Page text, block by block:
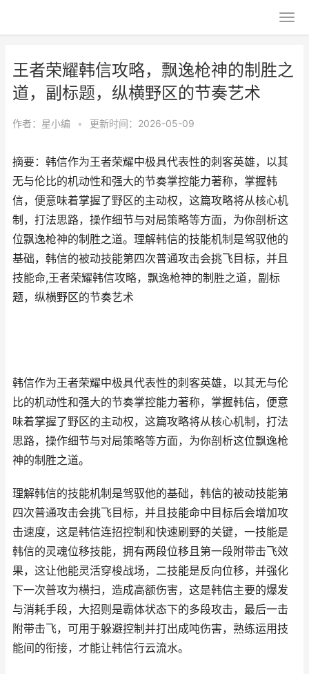
王者荣耀韩信攻略，飘逸枪神的制胜之
道，副标题，纵横野区的节奏艺术
作者： 星小编 • 更新时间：2026-05-09
摘要：韩信作为王者荣耀中极具代表性的刺客英雄，以其
无与伦比的机动性和强大的节奏掌控能力著称，掌握韩
信，便意味着掌握了野区的主动权，这篇攻略将从核心机
制，打法思路，操作细节与对局策略等方面，为你剖析这
位飘逸枪神的制胜之道。理解韩信的技能机制是驾驭他的
基础，韩信的被动技能第四次普通攻击会挑飞目标，并且
技能命,王者荣耀韩信攻略，飘逸枪神的制胜之道，副标
题，纵横野区的节奏艺术
韩信作为王者荣耀中极具代表性的刺客英雄，以其无与伦
比的机动性和强大的节奏掌控能力著称，掌握韩信，便意
味着掌握了野区的主动权，这篇攻略将从核心机制，打法
思路，操作细节与对局策略等方面，为你剖析这位飘逸枪
神的制胜之道。
理解韩信的技能机制是驾驭他的基础，韩信的被动技能第
四次普通攻击会挑飞目标，并且技能命中目标后会增加攻
击速度，这是韩信连招控制和快速刷野的关键，一技能是
韩信的灵魂位移技能，拥有两段位移且第一段附带击飞效
果，这让他能灵活穿梭战场，二技能是反向位移，并强化
下一次普攻为横扫，造成高额伤害，这是韩信主要的爆发
与消耗手段，大招则是霸体状态下的多段攻击，最后一击
附带击飞，可用于躲避控制并打出成吨伤害，熟练运用技
能间的衔接，才能让韩信行云流水。